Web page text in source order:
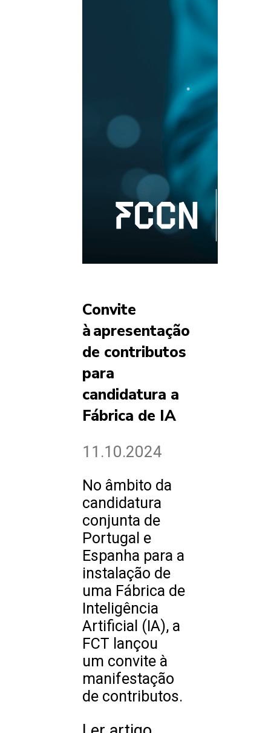
Convite
à apresentação
de contributos
para
candidatura a
Fábrica de IA
11.10.2024
No âmbito da
candidatura
conjunta de
Portugal e
Espanha para a
instalação de
uma Fábrica de
Inteligência
Artificial (IA), a
FCT lançou
um convite à
manifestação
de contributos.